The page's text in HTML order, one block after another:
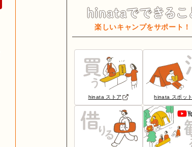
楽しいキャンプをサポート！
hinata ストア hinata スポット